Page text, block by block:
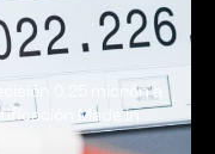
0,25 micrón a
Made in